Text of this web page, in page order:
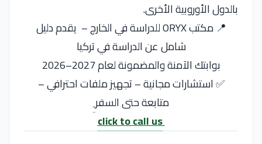
بالدول الأوروبية الأخرى.
📍 مكتب ORYX للدراسة في الخارج – يقدم دليل
شامل عن الدراسة في تركيا
بوابتك الآمنة والمضمونة لعام 2027–2026
✅ استشارات مجانية – تجهيز ملفات احترافي –
متابعة حتى السفر
click to call us